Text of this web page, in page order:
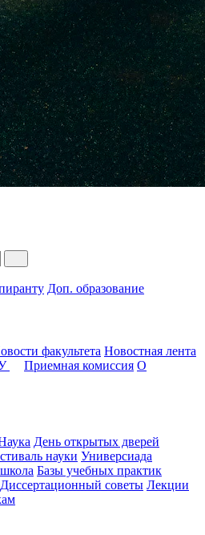
Доп. образование
факультета Новостная лента
Приемная комиссия О
День открытых дверей
науки Универсиада
Базы учебных практик
Диссертационный советы Лекции